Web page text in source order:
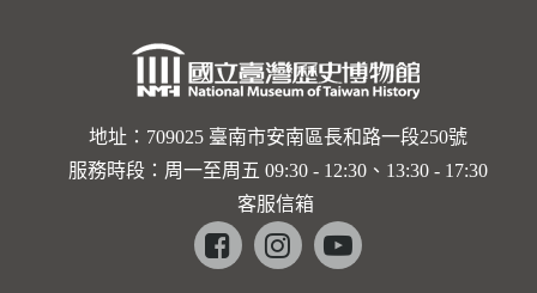
地址：709025 臺南市安南區長和路一段250號
服務時段：周一至周五 09:30 - 12:30、13:30 - 17:30
客服信箱
Facebookinstagramyoutube